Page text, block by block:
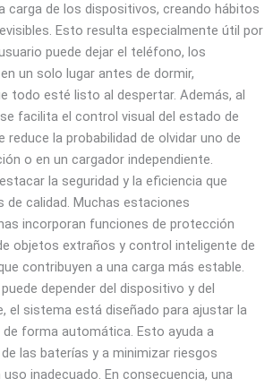
carga de los dispositivos, creando hábitos
Esto resulta especialmente útil por
puede dejar el teléfono, los
un solo lugar antes de dormir,
todo esté listo al despertar. Además, al
facilita el control visual del estado de
reduce la probabilidad de olvidar uno de
o en un cargador independiente.
la seguridad y la eficiencia que
de calidad. Muchas estaciones
incorporan funciones de protección
objetos extraños y control inteligente de
contribuyen a una carga más estable.
depender del dispositivo y del
el sistema está diseñado para ajustar la
forma automática. Esto ayuda a
las baterías y a minimizar riesgos
inadecuado. En consecuencia, una